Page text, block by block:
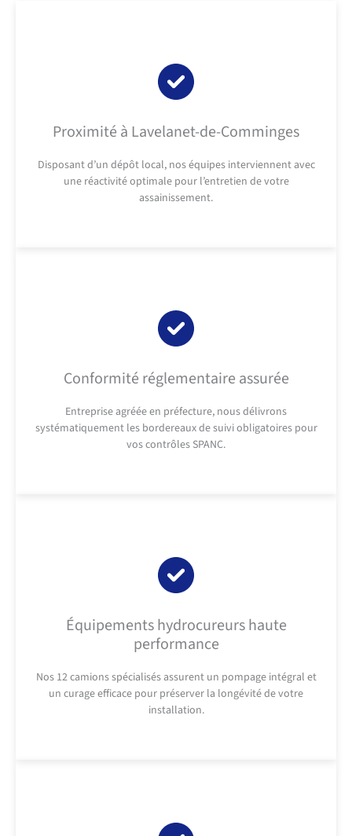
Proximité à Lavelanet-de-Comminges
Disposant d’un dépôt local, nos équipes interviennent avec
une réactivité optimale pour l’entretien de votre
assainissement.
Conformité réglementaire assurée
Entreprise agréée en préfecture, nous délivrons
systématiquement les bordereaux de suivi obligatoires pour
vos contrôles SPANC.
Équipements hydrocureurs haute
performance
Nos 12 camions spécialisés assurent un pompage intégral et
un curage efficace pour préserver la longévité de votre
installation.